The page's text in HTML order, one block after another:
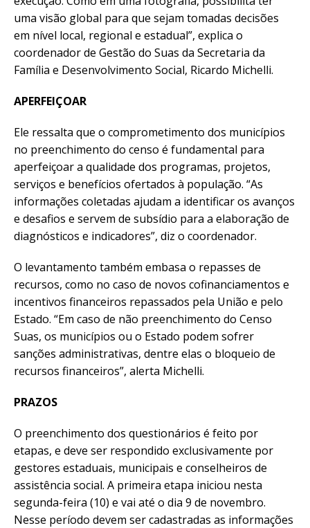
uma visão global para que sejam tomadas decisões
em nível local, regional e estadual”, explica o
coordenador de Gestão do Suas da Secretaria da
Família e Desenvolvimento Social, Ricardo Michelli.
APERFEIÇOAR
Ele ressalta que o comprometimento dos municípios
no preenchimento do censo é fundamental para
aperfeiçoar a qualidade dos programas, projetos,
serviços e benefícios ofertados à população. “As
informações coletadas ajudam a identificar os avanços
e desafios e servem de subsídio para a elaboração de
diagnósticos e indicadores”, diz o coordenador.
O levantamento também embasa o repasses de
recursos, como no caso de novos cofinanciamentos e
incentivos financeiros repassados pela União e pelo
Estado. “Em caso de não preenchimento do Censo
Suas, os municípios ou o Estado podem sofrer
sanções administrativas, dentre elas o bloqueio de
recursos financeiros”, alerta Michelli.
PRAZOS
O preenchimento dos questionários é feito por
etapas, e deve ser respondido exclusivamente por
gestores estaduais, municipais e conselheiros de
assistência social. A primeira etapa iniciou nesta
segunda-feira (10) e vai até o dia 9 de novembro.
Nesse período devem ser cadastradas as informações